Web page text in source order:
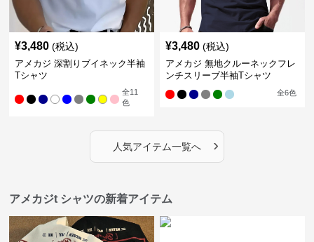
¥3,480 (税込)
アメカジ 深割りブイネック半袖
Tシャツ
全11
色
¥3,480 (税込)
アメカジ 無地クルーネックフレ
ンチスリーブ半袖Tシャツ
全6色
人気アイテム一覧へ ›
アメカジt シャツの新着アイテム